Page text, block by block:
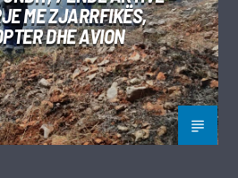
ME ZJARRFIKËS,
DHE AVION